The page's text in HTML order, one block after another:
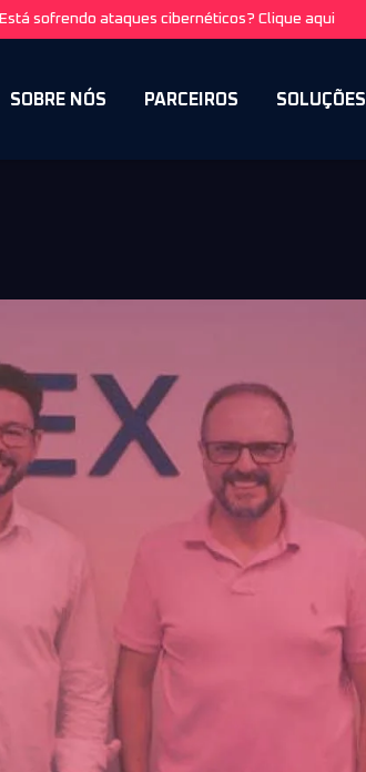
Está sofrendo ataques cibernéticos? Clique aqui
SOBRE NÓS PARCEIROS SOLUÇÕES